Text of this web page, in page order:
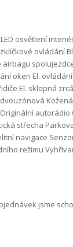
osvětlení
ovládání
oken El.
El. sklopná
autorádio
střecha
navigace
režimu
jsme